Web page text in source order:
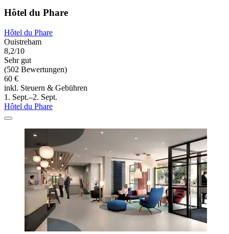
Hôtel du Phare
Hôtel du Phare
Ouistreham
8,2/10
Sehr gut
(502 Bewertungen)
60 €
inkl. Steuern & Gebühren
1. Sept.–2. Sept.
Hôtel du Phare